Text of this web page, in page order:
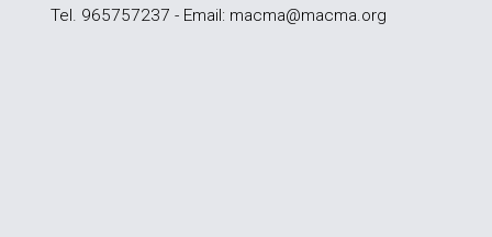
Tel. 965757237 - Email: macma@macma.org